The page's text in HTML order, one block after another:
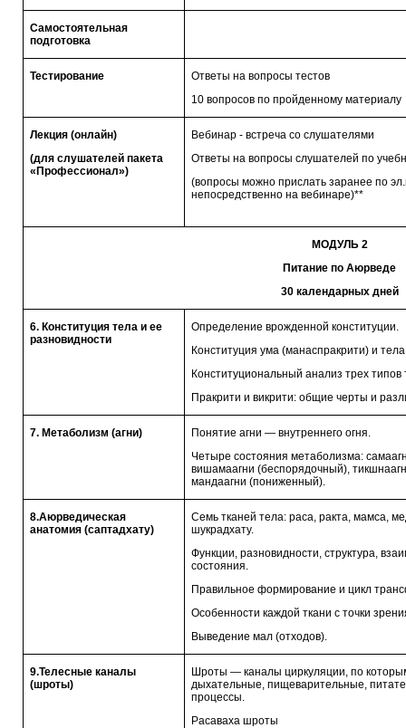
Самостоятельная
подготовка
Тестирование
Ответы на вопросы тестов
10 вопросов по пройденному материалу
Лекция (онлайн)
(для слушателей пакета
«Профессионал»)
Вебинар - встреча со слушателями
Ответы на вопросы слушателей по
(вопросы можно прислать заранее по
непосредственно на вебинаре)**
МОДУЛЬ 2
Питание по Аюрведе
30 календарных дней
6. Конституция тела и ее
разновидности
Определение врожденной конституции.
Конституция ума (манаспракрити) и
Конституциональный анализ трех типов
Пракрити и викрити: общие черты и
7. Метаболизм (агни)
Понятие агни — внутреннего огня.
Четыре состояния метаболизма:
вишамаагни (беспорядочный),
мандаагни (пониженный).
8.Аюрведическая
анатомия (саптадхату)
Семь тканей тела: раса, ракта, мамса,
шукрадхату.
Функции, разновидности, структура,
состояния.
Правильное формирование и цикл
Особенности каждой ткани с точки
Выведение мал (отходов).
9.Телесные каналы
(шроты)
Шроты — каналы циркуляции, по
дыхательные, пищеварительные,
процессы.
Расаваха шроты